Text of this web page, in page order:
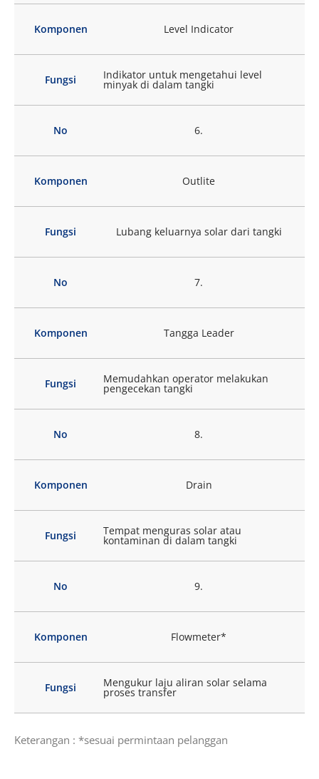
Komponen Level Indicator
Fungsi Indikator untuk mengetahui level
minyak di dalam tangki
No 6.
Komponen Outlite
Fungsi Lubang keluarnya solar dari tangki
No 7.
Komponen Tangga Leader
Fungsi Memudahkan operator melakukan
pengecekan tangki
No 8.
Komponen Drain
Fungsi Tempat menguras solar atau
kontaminan di dalam tangki
No 9.
Komponen Flowmeter*
Fungsi Mengukur laju aliran solar selama
proses transfer
Keterangan : *sesuai permintaan pelanggan